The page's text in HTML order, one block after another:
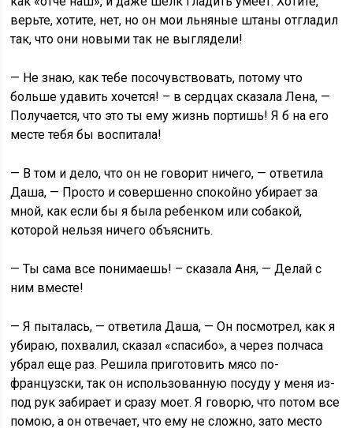
верьте, хотите, нет, но он мои льняные штаны отгладил
так, что они новыми так не выглядели!
— Не знаю, как тебе посочувствовать, потому что
больше удавить хочется! – в сердцах сказала Лена, —
Получается, что это ты ему жизнь портишь! Я б на его
месте тебя бы воспитала!
— В том и дело, что он не говорит ничего, — ответила
Даша, — Просто и совершенно спокойно убирает за
мной, как если бы я была ребенком или собакой,
которой нельзя ничего объяснить.
— Ты сама все понимаешь! – сказала Аня, — Делай с
ним вместе!
— Я пыталась, — ответила Даша, — Он посмотрел, как я
убираю, похвалил, сказал «спасибо», а через полчаса
убрал еще раз. Решила приготовить мясо по-
французски, так он использованную посуду у меня из-
под рук забирает и сразу моет. Я говорю, что потом все
помою, а он отвечает, что ему не сложно, зато место